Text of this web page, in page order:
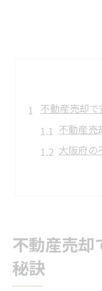
不動産売却
不動産売
大阪府の
安心感
大阪府で
不動産売却
秘訣